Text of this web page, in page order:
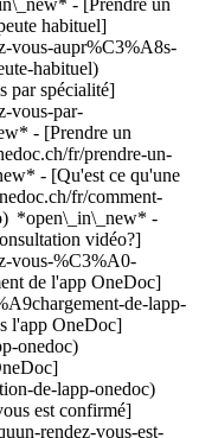
- [Prendre un
habituel]
vous-aupr%C3%A8s-
habituel)
par spécialité]
vous-par-
- [Prendre un
fr/prendre-un-
- [Qu'est ce qu'une
fr/comment-
*open\_in\_new* -
vidéo?]
vous-%C3%A0-
de l'app OneDoc]
de-lapp-
l'app OneDoc]
onedoc)
de-lapp-onedoc)
intensive/berne), [Médecine interne générale](https://www.onedoc.ch/fr/specialiste-en-medecine-interne-generale/berne), [Néphrologie](https://www.onedoc.ch/fr/nephrologue/berne), [Oncologie médicale](https://www.onedoc.ch/fr/oncologue/berne), [Psychiatrie](https://www.onedoc.ch/fr/psychiatre/berne), [Psychothérapie](https://www.onedoc.ch/fr/psychotherapeute/berne), [Pédiatrie](https://www.onedoc.ch/fr/pediatre/berne) et [Rhumatologie](https://www.onedoc.ch/fr/rhumatologue/berne). * * * *keyboard\_arrow\_right* ## Est-ce que Inselspital Bern - Palliativmedizin accepte les nouveaux patients? Oui, Inselspital Bern - Palliativmedizin accepte les nouveaux patients. Pour prendre rendez-vous, les nouveaux patients peuvent facilement réserver en ligne via OneDoc. * * * *keyboard\_arrow\_right* ## Quelles sont les langues parlées au sein de Inselspital Bern - Palliativmedizin? Inselspital Bern - Palliativmedizin propose des consultations en Allemand, Français et Anglais. 1. [OneDoc](https://www.onedoc.ch/fr/)/ 2. [Hôpital](https://www.onedoc.ch/fr/hopital)/ 3. [Canton de Berne](https://www.onedoc.ch/fr/hopital/canton-de-berne)/ 4. [Berne](https://www.onedoc.ch/fr/hopital/berne)/ 5. Inselspital Bern - Palliativmedizin ### Vous gérez cet établissement? Prenez la main sur votre profil OneDoc! OneDoc vous permet de: *group*Développer votre patientèle *phone\_in\_talk*Désengorger votre secrétariat téléphonique *thumb\_up*Proposer une nouvelle expérience à vos patients [Découvrir OneDoc Pro](https://info.onedoc.ch/fr/) ### Téléchargez l'app OneDoc Prenez rendez-vous en ligne chez un médecin, un dentiste ou un thérapeute proche de vous en Suisse. L'application OneDoc vous permet de gérer tous vos rendez-vous médicaux depuis votre natel, n'importe où et n'importe quand. ![Code QR redirigeant vers l’App Store ou Google Play pour télécharger l’app OneDoc Patients](https://www.onedoc.ch/assets/images/download-app-qr.jpeg) Scannez le QR code pour télécharger l’application [![Téléchargez notre application sur l'App Store!](https://www.onedoc.ch/assets/images/app-store-badge-fr.svg)](https://apps.apple.com/ch/app/onedoc/id1592376413?l=fr)[![Téléchargez notre application sur le Google Play Store!](https://www.onedoc.ch/assets/images/google-play-badge-fr.png)](https://play.google.com/store/apps/details?id=ch.onedoc.patient&hl=fr-CH) *keyboard\_arrow\_right* ## Recherches associées [Spécialiste en médecine interne générale à Berne](https://www.onedoc.ch/fr/specialiste-en-medecine-interne-generale/berne)[Pédiatre à Berne](https://www.onedoc.ch/fr/pediatre/berne)[Pédiatre à Soleure](https://www.onedoc.ch/fr/pediatre/soleure)[Pédiatre à Neuchâtel](https://www.onedoc.ch/fr/pediatre/neuchatel)[Spécialiste en médecine interne générale à Bienne](https://www.onedoc.ch/fr/specialiste-en-medecine-interne-generale/bienne)[Spécialiste en médecine interne générale à Neuchâtel](https://www.onedoc.ch/fr/specialiste-en-medecine-interne-generale/neuchatel)[Spécialiste en médecine interne générale à Lyss](https://www.onedoc.ch/fr/specialiste-en-medecine-interne-generale/lyss)[Spécialiste en médecine interne générale à Ostermundigen](https://www.onedoc.ch/fr/specialiste-en-medecine-interne-generale/ostermundigen)[Spécialiste en médecine interne générale à Fribourg](https://www.onedoc.ch/fr/specialiste-en-medecine-interne-generale/fribourg)[Spécialiste en médecine interne générale à Bâche](https://www.onedoc.ch/fr/specialiste-en-medecine-interne-generale/bache)[Spécialiste en médecine interne générale à Bulle](https://www.onedoc.ch/fr/specialiste-en-medecine-interne-generale/bulle)[Spécialiste en médecine interne générale à Thoune](https://www.onedoc.ch/fr/specialiste-en-medecine-interne-generale/thoune)[Spécialiste en médecine interne générale à Belp](https://www.onedoc.ch/fr/specialiste-en-medecine-interne-generale/belp)[Spécialiste en médecine interne générale à Avench